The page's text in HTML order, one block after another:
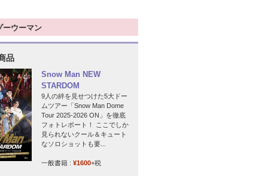
ーウーマン
品
Snow Man NEW
STARDOM
9人の絆を見せつけた5大ドー
ムツアー「Snow Man Dome
Tour 2025-2026 ON」を徹底
フォトレポート！ ここでしか
見られないクール＆キュート
なソロショットも要...
一般書籍 : ¥1600+税